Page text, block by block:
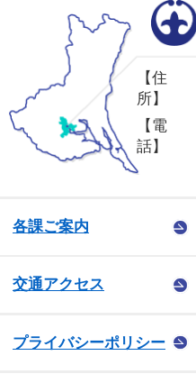
【住
所】
【電
話】
各課ご案内
交通アクセス
プライバシーポリシー